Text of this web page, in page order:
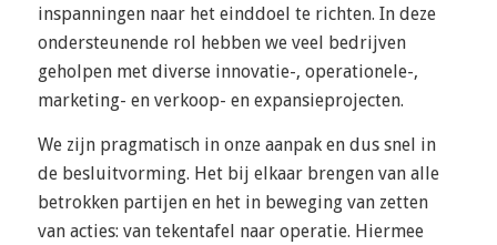
inspanningen naar het einddoel te richten. In deze
ondersteunende rol hebben we veel bedrijven
geholpen met diverse innovatie-, operationele-,
marketing- en verkoop- en expansieprojecten.
We zijn pragmatisch in onze aanpak en dus snel in
de besluitvorming. Het bij elkaar brengen van alle
betrokken partijen en het in beweging van zetten
van acties: van tekentafel naar operatie. Hiermee